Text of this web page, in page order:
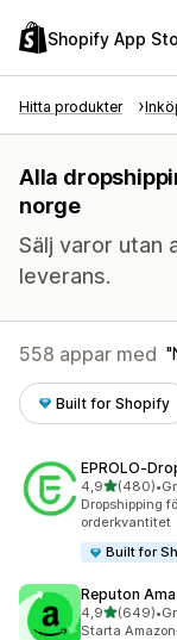
Shopify App
Hitta produkter
Alla
norge
Sälj varor utan
leverans.
558 appar med
Built for Shopify
4,9av 5(480)
480 •
Dropshipping
orderkvantitet
Built for
Reputon
4,9av 5(649)
649 •
Starta